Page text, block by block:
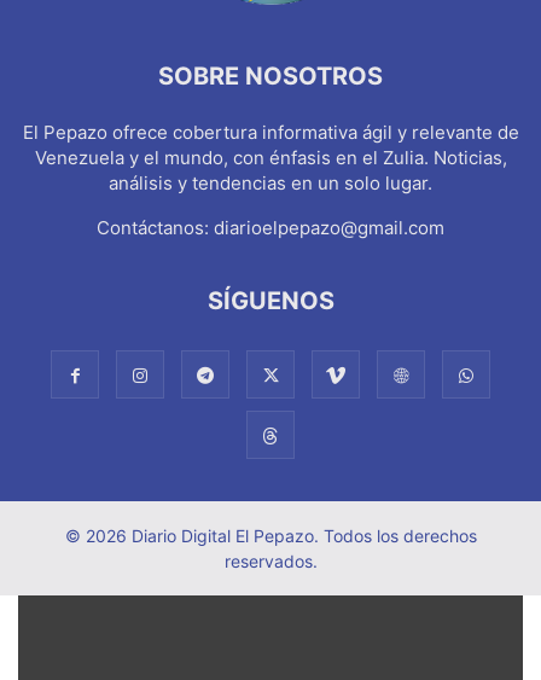
SOBRE NOSOTROS
El Pepazo ofrece cobertura informativa ágil y relevante de
Venezuela y el mundo, con énfasis en el Zulia. Noticias,
análisis y tendencias en un solo lugar.
Contáctanos: diarioelpepazo@gmail.com
SÍGUENOS
© 2026 Diario Digital El Pepazo. Todos los derechos
reservados.